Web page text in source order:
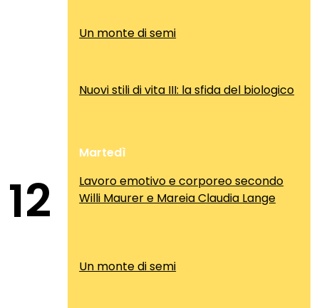
Un monte di semi
Nuovi stili di vita III: la sfida del biologico
12
Martedì
Lavoro emotivo e corporeo secondo
Willi Maurer e Mareia Claudia Lange
Un monte di semi